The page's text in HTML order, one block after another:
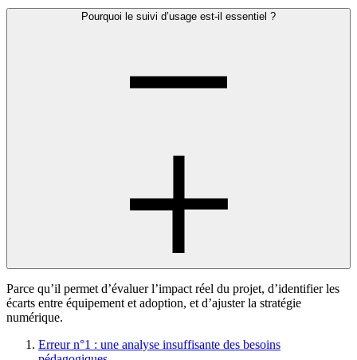
Pourquoi le suivi d’usage est-il essentiel ?
Parce qu’il permet d’évaluer l’impact réel du projet, d’identifier les
écarts entre équipement et adoption, et d’ajuster la stratégie
numérique.
Erreur n°1 : une analyse insuffisante des besoins